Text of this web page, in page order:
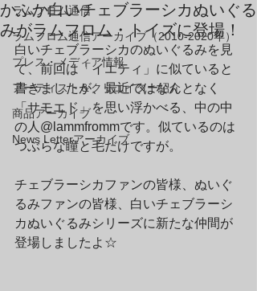
ラムフロム通信
ラムフロム通信アーカイブ（2010-2020年）
プレス・メディア情報
アーティスト＆クリエイター紹介
商品アーカイブ
News Letterアーカイブ
かふか白いチェブラーシカぬいぐる
みがラムフロム・トイズに登場！
白いチェブラーシカのぬいぐるみを見
て、前回は「イエティ」に似ていると
書きましたが、最近ではなんとなく
「サモエド」を思い浮かべる、中の中
の人@lammfrommです。似ているのは
つぶらな瞳と毛だけですが。
チェブラーシカファンの皆様、ぬいぐ
るみファンの皆様、白いチェブラーシ
カぬいぐるみシリーズに新たな仲間が
登場しましたよ☆